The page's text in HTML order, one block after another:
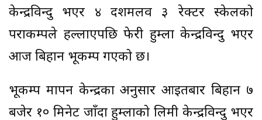
केन्द्रविन्दु भएर ४ दशमलव ३ रेक्टर स्केलको
पराकम्पले हल्लाएपछि फेरी हुम्ला केन्द्रविन्दु भएर
आज बिहान भूकम्प गएको छ।
भूकम्प मापन केन्द्रका अनुसार आइतबार बिहान ७
बजेर १० मिनेट जाँदा हुम्लाको लिमी केन्द्रविन्दु भएर